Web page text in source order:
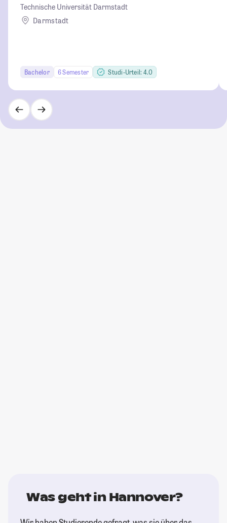
Technische Universität Darmstadt
Darmstadt
Bachelor 6 Semester Studi-Urteil: 4.0
Was geht in Hannover?